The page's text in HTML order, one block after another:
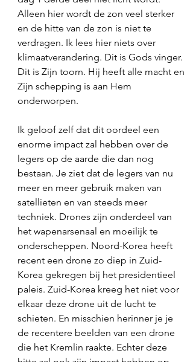
Alleen hier wordt de zon veel sterker
en de hitte van de zon is niet te
verdragen. Ik lees hier niets over
klimaatverandering. Dit is Gods vinger.
Dit is Zijn toorn. Hij heeft alle macht en
Zijn schepping is aan Hem
onderworpen.
Ik geloof zelf dat dit oordeel een
enorme impact zal hebben over de
legers op de aarde die dan nog
bestaan. Je ziet dat de legers van nu
meer en meer gebruik maken van
satellieten en van steeds meer
techniek. Drones zijn onderdeel van
het wapenarsenaal en moeilijk te
onderscheppen. Noord-Korea heeft
recent een drone zo diep in Zuid-
Korea gekregen bij het presidentieel
paleis. Zuid-Korea kreeg het niet voor
elkaar deze drone uit de lucht te
schieten. En misschien herinner je je
de recentere beelden van een drone
die het Kremlin raakte. Echter deze